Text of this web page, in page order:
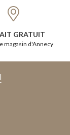
GRATUIT
magasin d'Annecy